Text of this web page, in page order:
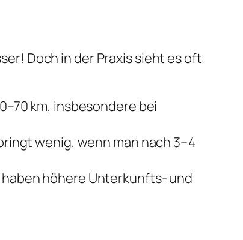
Doch in der Praxis sieht es oft
km, insbesondere bei
wenig, wenn man nach 3–4
höhere Unterkunfts- und